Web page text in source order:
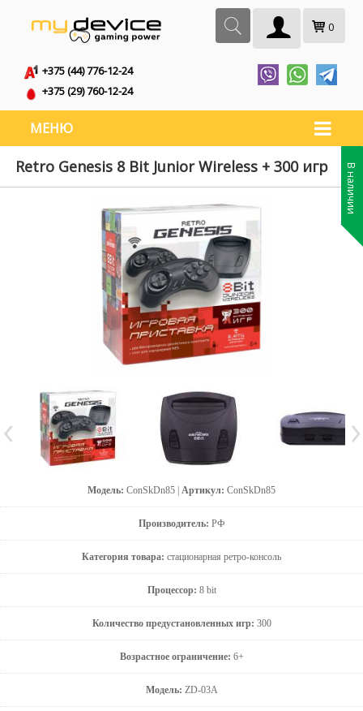
0
+375 (44) 776-12-24
+375 (29) 760-12-24
МЕНЮ
Retro Genesis 8 Bit Junior Wireless + 300 игр
Модель: ConSkDn85 | Артикул: ConSkDn85
Производитель: РФ
Категория товара: стационарная ретро-консоль
Процессор: 8 bit
Количество предустановленных игр: 300
Возрастное ограничение: 6+
Модель: ZD-03A
В наличии